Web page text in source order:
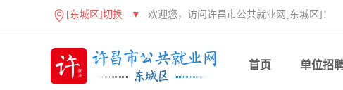
[东城区]切换 ▼ 欢迎您，访问许昌市公共就业网[东城区]！
首页 单位招